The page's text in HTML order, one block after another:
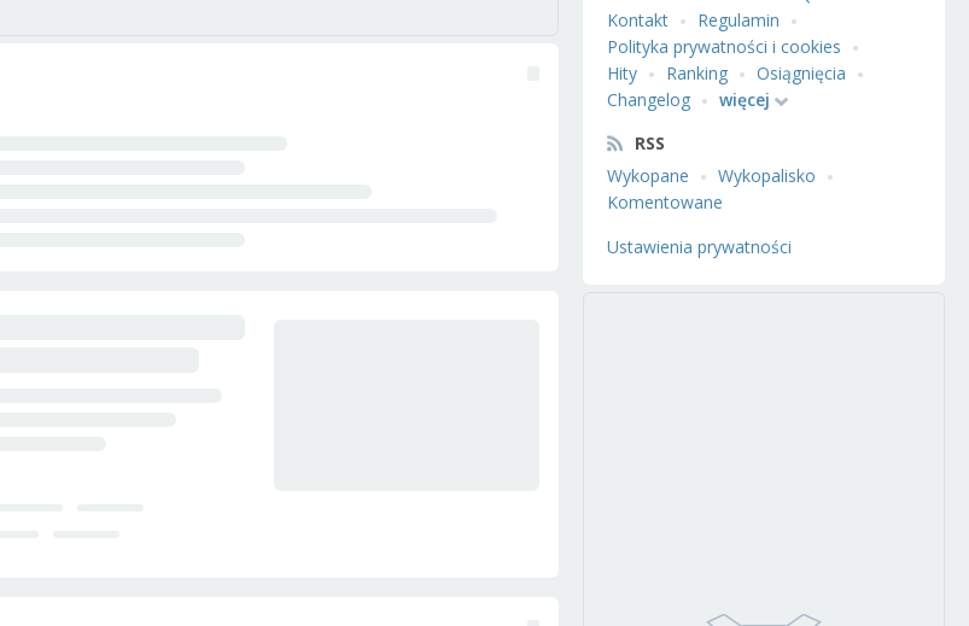
Kontakt
Regulamin
Polityka prywatności i cookies
Hity
Ranking
Osiągnięcia
Changelog
więcej
RSS
Wykopane
Wykopalisko
Komentowane
Ustawienia prywatności